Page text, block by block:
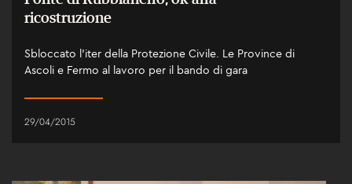
ricostruzione
Sbloccato l'iter della Protezione Civile. Le Province di
Ascoli e Fermo al lavoro per il bando di gara
29/04/2015